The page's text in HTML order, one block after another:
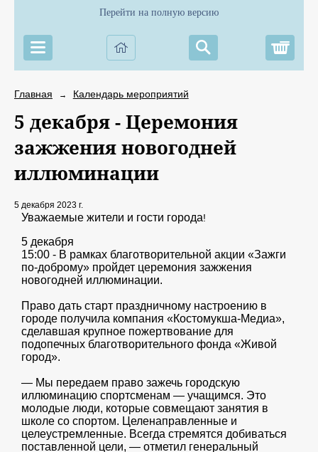
Перейти на полную версию
Главная → Календарь мероприятий
5 декабря - Церемония
зажжения новогодней
иллюминации
5 декабря 2023 г.
Уважаемые жители и гости города!
5 декабря
15:00 - В рамках благотворительной акции «Зажги
по-доброму» пройдет церемония зажжения
новогодней иллюминации.
Право дать старт праздничному настроению в
городе получила компания «Костомукша-Медиа»,
сделавшая крупное пожертвование для
подопечных благотворительного фонда «Живой
город».
— Мы передаем право зажечь городскую
иллюминацию​ спортсменам —​ учащимся. Это
молодые люди, которые совмещают занятия в
школе со спортом. Целенаправленные и
целеустремленные. Всегда стремятся добиваться
поставленной цели, — отметил генеральный